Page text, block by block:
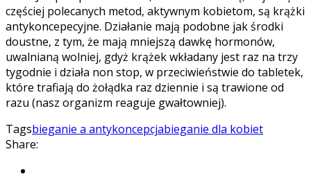
częściej polecanych metod, aktywnym kobietom, są krążki
antykoncepecyjne. Działanie mają podobne jak środki
doustne, z tym, że mają mniejszą dawkę hormonów,
uwalnianą wolniej, gdyż krążek wkładany jest raz na trzy
tygodnie i działa non stop, w przeciwieństwie do tabletek,
które trafiają do żołądka raz dziennie i są trawione od
razu (nasz organizm reaguje gwałtowniej).
Tagsbieganie a antykoncepcjabieganie dla kobiet
Share: